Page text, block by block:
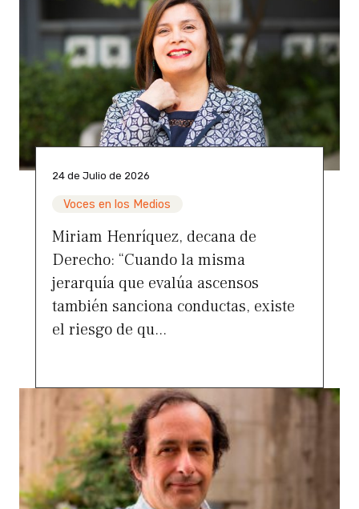
24 de Julio de 2026
Voces en los Medios
Miriam Henríquez, decana de
Derecho: “Cuando la misma
jerarquía que evalúa ascensos
también sanciona conductas, existe
el riesgo de qu...